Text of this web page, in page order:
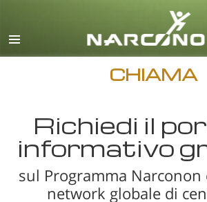
CHIAMA
Richiedi il
informativo
sul Programma
network globale di